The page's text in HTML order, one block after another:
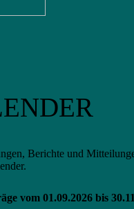
Berichte und
vom 01.09.2026 bis